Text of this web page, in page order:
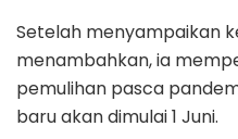
Setelah menyampaikan
menambahkan, ia
pemulihan pasca
baru akan dimulai 1 Juni.